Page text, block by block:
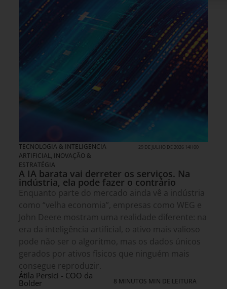
TECNOLOGIA & INTELIGENCIA
ARTIFICIAL, INOVAÇÃO &
ESTRATÉGIA
29 DE JULHO DE 2026 14H00
A IA barata vai derreter os serviços. Na
indústria, ela pode fazer o contrário
Enquanto parte do mercado ainda vê a indústria
como “velha economia”, empresas como WEG e
John Deere mostram uma realidade diferente: na
era da inteligência artificial, o ativo mais valioso
pode não ser o algoritmo, mas os dados únicos
gerados por ativos físicos que ninguém mais
consegue reproduzir.
Átila Persici - COO da
Bolder 8 MINUTOS MIN DE LEITURA